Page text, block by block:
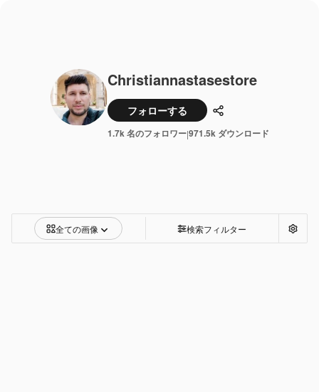
Christiannastasestore
フォローする 共有
1.7k 名のフォロワー|971.5k ダウンロード
全ての画像 検索フィルター